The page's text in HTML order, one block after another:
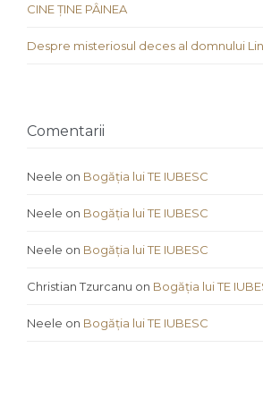
CINE ȚINE PÂINEA
Despre misteriosul deces al domnului
Comentarii
Neele on Bogăția lui TE IUBESC
Neele on Bogăția lui TE IUBESC
Neele on Bogăția lui TE IUBESC
Christian Tzurcanu on Bogăția lui TE
Neele on Bogăția lui TE IUBESC